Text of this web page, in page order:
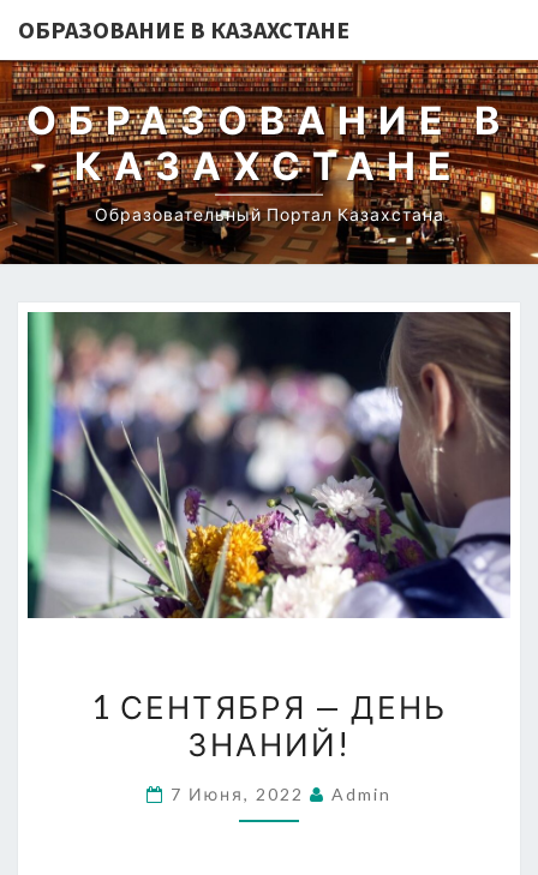
ОБРАЗОВАНИЕ В КАЗАХСТАНЕ
ОБРАЗОВАНИЕ В
КАЗАХСТАНЕ
Образовательный Портал Казахстана
СЕНТЯБРЯ
—
ЗНАНИЙ!
1 СЕНТЯБРЯ — ДЕНЬ
ЗНАНИЙ!
7 Июня, 2022 Admin